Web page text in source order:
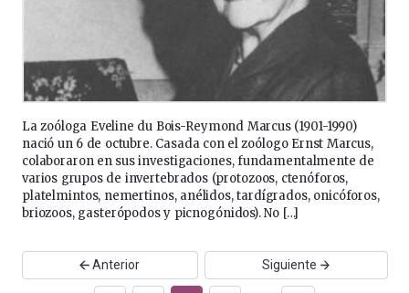
La zoóloga Eveline du Bois-Reymond Marcus (1901-1990)
nació un 6 de octubre. Casada con el zoólogo Ernst Marcus,
colaboraron en sus investigaciones, fundamentalmente de
varios grupos de invertebrados (protozoos, ctenóforos,
platelmintos, nemertinos, anélidos, tardígrados, onicóforos,
briozoos, gasterópodos y picnogónidos). No […]
Anterior Siguiente